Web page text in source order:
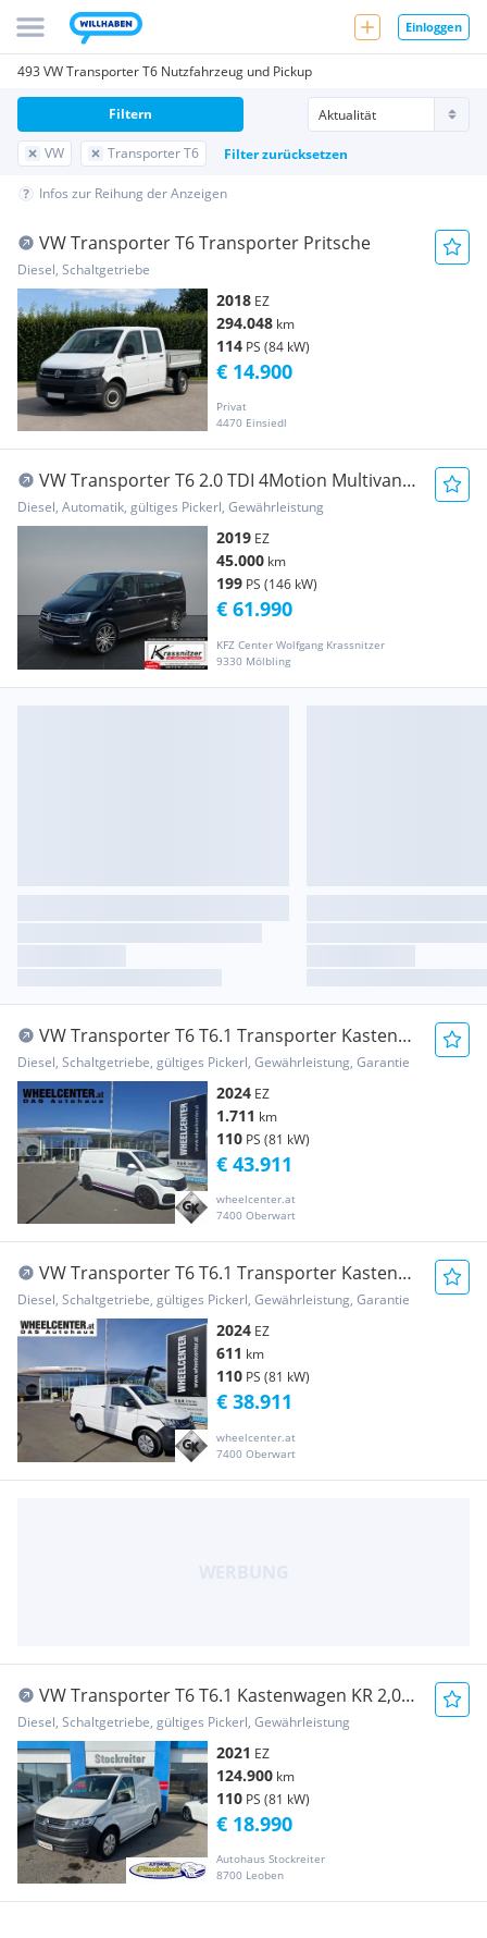
Einloggen
493 VW Transporter T6 Nutzfahrzeug und Pickup
VW Transporter T6 Filter zurücksetzen
Filtern
Infos zur Reihung der Anzeigen
VW Transporter T6 Transporter Pritsche
Diesel, Schaltgetriebe
2018 EZ
294.048 km
114 PS (84 kW)
Privat
4470 Einsiedl
€ 14.900
VW Transporter T6 2.0 TDI 4Motion Multivan
Highline(EURO 6d-TEMP) Bus
Diesel, Automatik, gültiges Pickerl, Gewährleistung
2019 EZ
45.000 km
199 PS (146 kW)
KFZ Center Wolfgang Krassnitzer
9330 Mölbling
€ 61.990
VW Transporter T6 T6.1 Transporter Kasten
2.0 TDI * GEWINDEFAHRWE... Transporter /
Kastenwagen
Diesel, Schaltgetriebe, gültiges Pickerl, Gewährleistung, Garantie
2024 EZ
1.711 km
110 PS (81 kW)
wheelcenter.at
7400 Oberwart
€ 43.911
VW Transporter T6 T6.1 Transporter Kasten
2.0 TDI * TEMPOMAT * EI... Transporter /
Kastenwagen
Diesel, Schaltgetriebe, gültiges Pickerl, Gewährleistung, Garantie
2024 EZ
611 km
110 PS (81 kW)
wheelcenter.at
7400 Oberwart
€ 38.911
VW Transporter T6 T6.1 Kastenwagen KR 2,0
TDI*MWST ausweisbar*NAVI* Transporter /
Kastenwagen
Diesel, Schaltgetriebe, gültiges Pickerl, Gewährleistung
2021 EZ
124.900 km
110 PS (81 kW)
Autohaus Stockreiter
8700 Leoben
€ 18.990